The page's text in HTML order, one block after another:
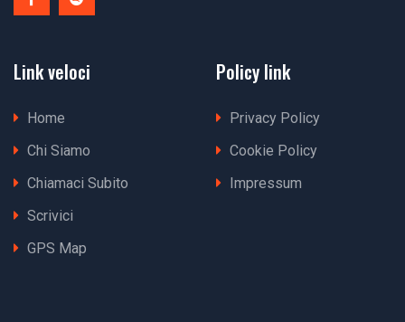
Link veloci
Home
Chi Siamo
Chiamaci Subito
Scrivici
GPS Map
Policy link
Privacy Policy
Cookie Policy
Impressum